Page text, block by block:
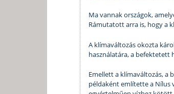
Ma vannak országok,
Rámutatott arra is, hogy a
A klímaváltozás okozta
használatára, a befektetett
Emellett a klímaváltozás, a
példaként említette a Nílus